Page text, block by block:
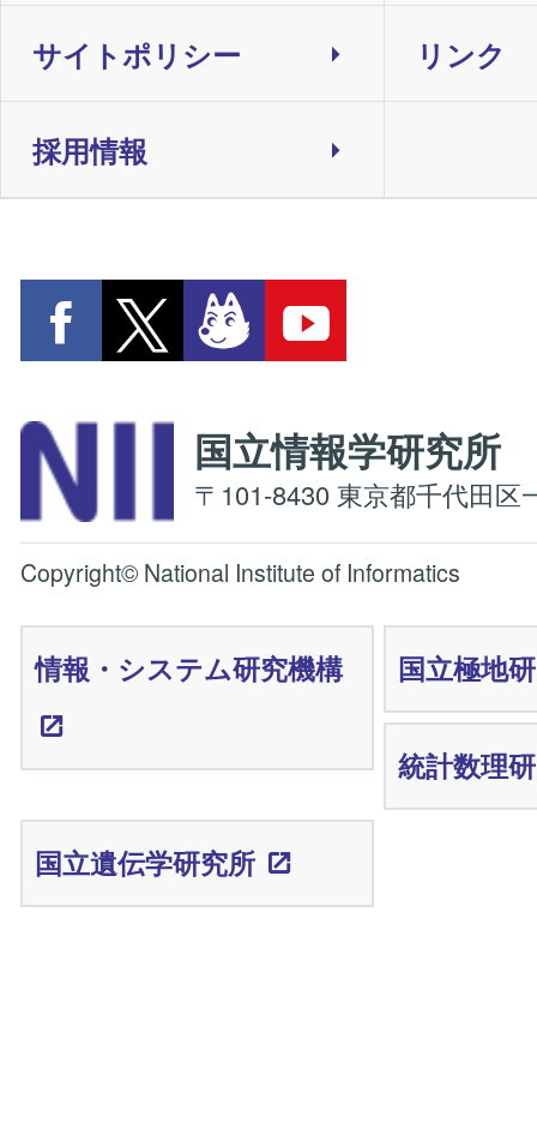
サイトポリシー リンク
採用情報
国立情報学研究
〒101-8430 東京都千代田区
Copyright© National Institute of Informatics
情報・システム研究機構 国立極地
統計数理
国立遺伝学研究所